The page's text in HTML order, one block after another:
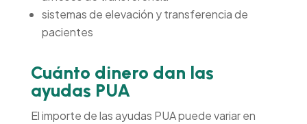
sistemas de elevación y transferencia de
pacientes
Cuánto dinero dan las
ayudas PUA
El importe de las ayudas PUA puede variar en